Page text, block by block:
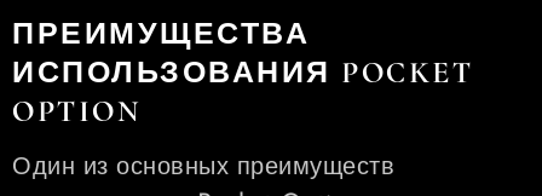
ПРЕИМУЩЕСТВА
ИСПОЛЬЗОВАНИЯ POCKET
OPTION
Один из основных преимуществ